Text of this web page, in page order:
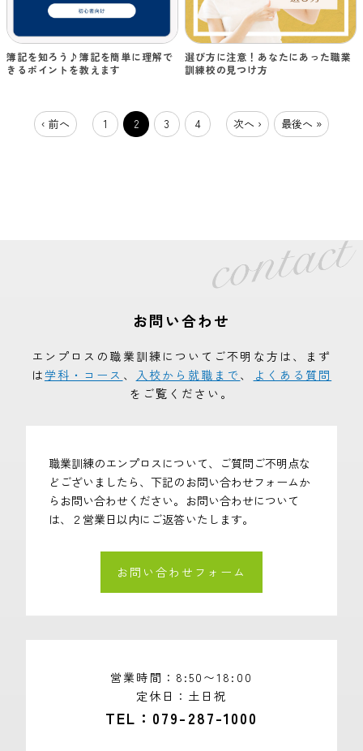
簿記を知ろう♪簿記を簡単に理解で
きるポイントを教えます
選び方に注意！あなたにあった職業
訓練校の見つけ方
‹ 前へ 1 2 3 4 次へ › 最後へ »
お問い合わせ
エンプロスの職業訓練についてご不明な方は、まず
は 学科・コース 、 入校から就職まで、
よくある質問
をご覧ください。
職業訓練のエンプロスについて、ご質問ご不明点な
どございましたら、下記のお問い合わせフォームか
らお問い合わせください。お問い合わせについて
は、２営業日以内にご返答いたします。
お問い合わせフォーム
営業時間
8:50〜18:00
定休日
土日祝
TEL 079-287-1000